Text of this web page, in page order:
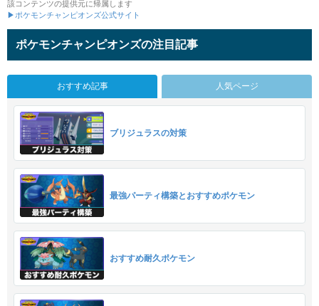
該コンテンツの提供元に帰属します
▶ポケモンチャンピオンズ公式サイト
ポケモンチャンピオンズの注目記事
おすすめ記事 人気ページ
ブリジュラスの対策
最強パーティ構築とおすすめポケモン
おすすめ耐久ポケモン